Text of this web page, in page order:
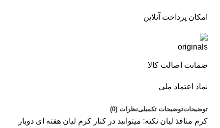
امکان پرداخت آنلاین
ضمانت اصالت کالا
نماد اعتماد ملی
توضیحاتتوضیحات تکمیلینظرات (0)
کرم منافذ لیان نکته: میتوانید در کنار کرم لیان هفته ای دوبار